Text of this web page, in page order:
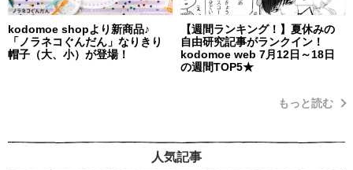
kodomoe shopより新商品♪
「ノラネコぐんだん」なりきり
帽子（大、小）が登場！
【週間ランキング！】夏休みの
自由研究記事がランクイン！
kodomoe web 7月12日～18日
の週間TOP5★
もっと読む
人気記事